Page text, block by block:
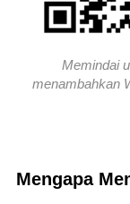
Memindai
menambahkan
Mengapa